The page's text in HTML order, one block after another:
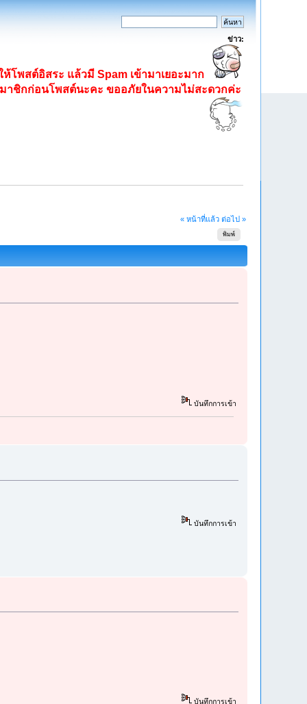
ข่าว:
ห้โพสต์อิสระ แล้วมี Spam เข้ามาเยอะมาก
าชิกก่อนโพสต์นะคะ ขออภัยในความไม่สะดวกค่ะ
« หน้าที่แล้ว ต่อไป »
พิมพ์
บันทึกการเข้า
บันทึกการเข้า
บันทึกการเข้า